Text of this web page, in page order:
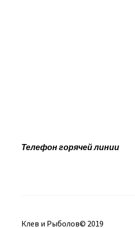
Телефон горячей линии
Клев и Рыболов© 2019